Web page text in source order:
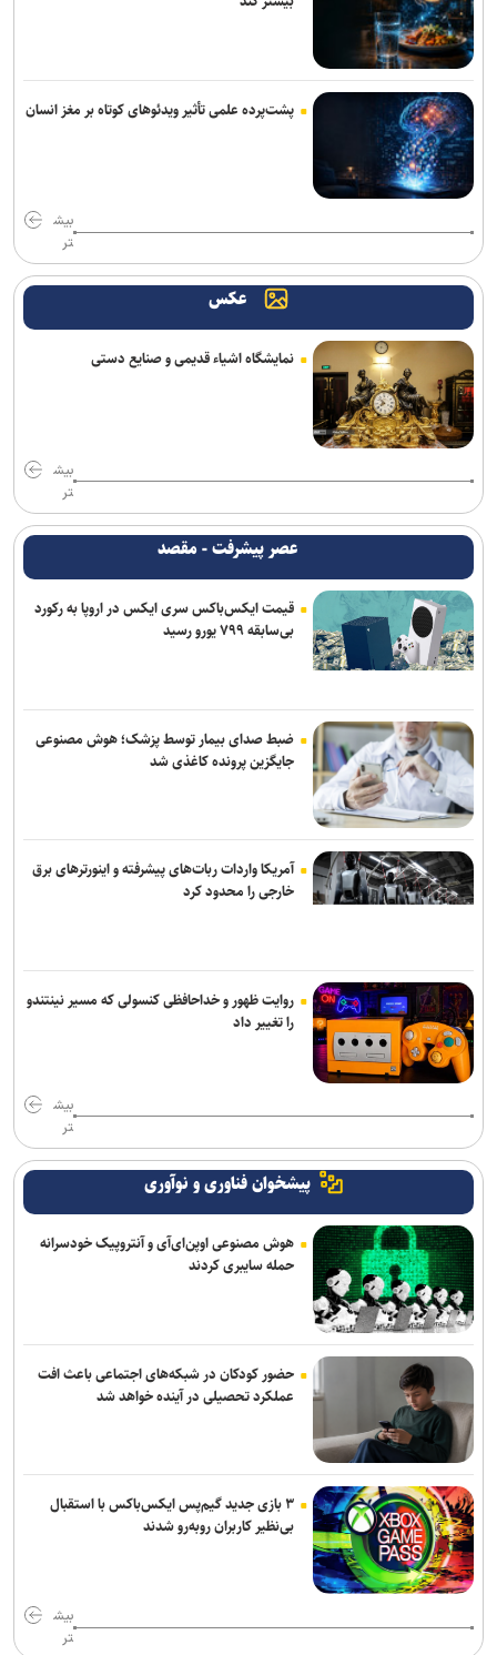
پشت‌پرده علمی تأثیر ویدئو‌های کوتاه بر مغز انسان
بیش
تر
عکس
نمایشگاه اشیاء قدیمی و صنایع دستی
بیش
تر
عصر پیشرفت - مقصد
قیمت ایکس‌باکس سری ایکس در اروپا به رکورد
بی‌سابقه ۷۹۹ یورو رسید
ضبط صدای بیمار توسط پزشک؛ هوش مصنوعی
جایگزین پرونده کاغذی شد
آمریکا واردات ربات‌های پیشرفته و اینورترهای برق
خارجی را محدود کرد
روایت ظهور و خداحافظی کنسولی که مسیر نینتندو
را تغییر داد
بیش
تر
پیشخوان فناوری و نوآوری
هوش مصنوعی اوپن‌ای‌آی و آنتروپیک خودسرانه
حمله سایبری کردند
حضور کودکان در شبکه‌های اجتماعی باعث افت
عملکرد تحصیلی در آینده خواهد شد
۳ بازی جدید گیم‌پس ایکس‌باکس با استقبال
بی‌نظیر کاربران روبه‌رو شدند
بیش
تر